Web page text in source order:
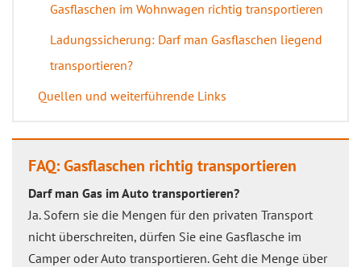
Gasflaschen im Wohnwagen richtig transportieren
Ladungssicherung: Darf man Gasflaschen liegend
transportieren?
Quellen und weiterführende Links
FAQ: Gasflaschen richtig transportieren
Darf man Gas im Auto transportieren?
Ja. Sofern sie die Mengen für den privaten Transport
nicht überschreiten, dürfen Sie eine Gasflasche im
Camper oder Auto transportieren. Geht die Menge über